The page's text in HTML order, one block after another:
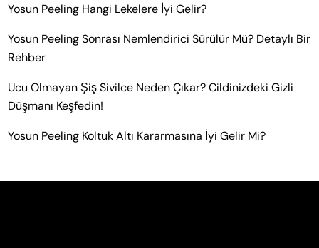
Yosun Peeling Hangi Lekelere İyi Gelir?
Yosun Peeling Sonrası Nemlendirici Sürülür Mü? Detaylı Bir
Rehber
Ucu Olmayan Şiş Sivilce Neden Çıkar? Cildinizdeki Gizli
Düşmanı Keşfedin!
Yosun Peeling Koltuk Altı Kararmasına İyi Gelir Mi?